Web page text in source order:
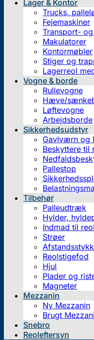
Lager & Kontor
Trucks,
Fejemaskiner
Transport-
Makulatorer
Kontormøbler
Stiger og
Lagerreol
Vogne & borde
Rullevogne
Hæve/
Løftevogne
Arbejdsborde
Sikkerhedsudstyr
Gavlværn og
Beskyttere til
Pallestop
Tilbehør
Palleudtræk
Hylder,
Indmad til
Strøer
Reolstigefod
Hjul
Plader og
Magneter
Mezzanin
Ny Mezzanin
Brugt
Snebro
Reoleftersyn